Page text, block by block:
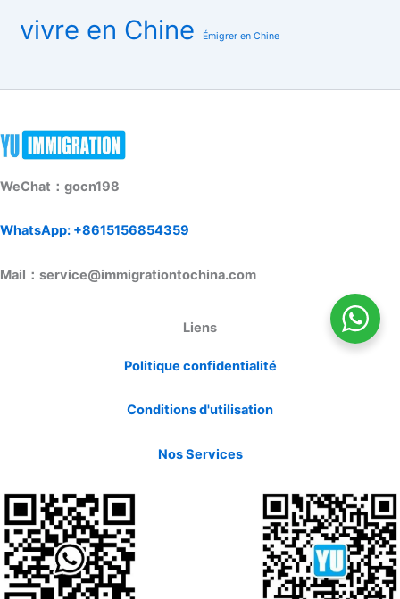
vivre en Chine Émigrer en Chine
WeChat：gocn198
WhatsApp: +8615156854359
Mail：service@immigrationtochina.com
Liens
Politique confidentialité
Conditions d'utilisation
Nos Services